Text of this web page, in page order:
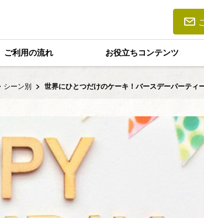
ご利用の流れ お役立ちコンテンツ
シーン別 世界にひとつだけのケーキ！バースデーパーティ